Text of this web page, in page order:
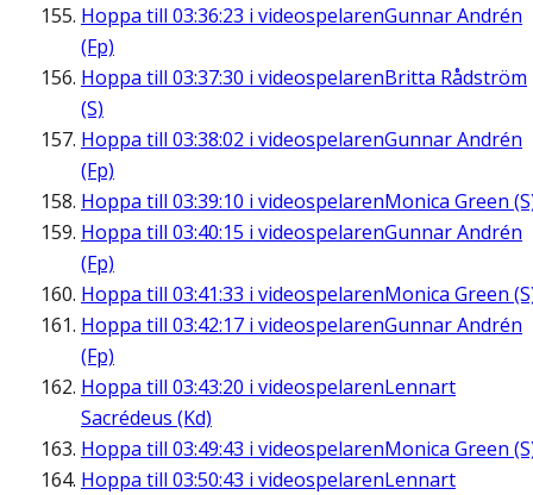
Hoppa till 03:36:23 i videospelarenGunnar Andrén
(Fp)
Hoppa till 03:37:30 i videospelarenBritta Rådström
(S)
Hoppa till 03:38:02 i videospelarenGunnar Andrén
(Fp)
Hoppa till 03:39:10 i videospelarenMonica Green
Hoppa till 03:40:15 i videospelarenGunnar Andrén
(Fp)
Hoppa till 03:41:33 i videospelarenMonica Green
Hoppa till 03:42:17 i videospelarenGunnar Andrén
(Fp)
Hoppa till 03:43:20 i videospelarenLennart
Sacrédeus (Kd)
Hoppa till 03:49:43 i videospelarenMonica Green
Hoppa till 03:50:43 i videospelarenLennart